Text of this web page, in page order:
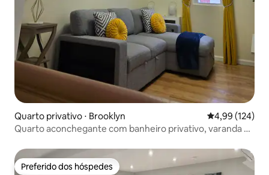
Quarto privativo ⋅ Brooklyn 4,99 de uma
4,99 (124)
Quarto aconchegante com banheiro privativo, varanda e
Preferido dos hóspedes
Preferido dos hóspedes